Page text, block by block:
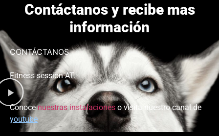
Contáctanos y recibe mas
información
CONTÁCTANOS
Fitness session AT.
Conocenuestras instalaciones o visita nuestro canal de
youtube